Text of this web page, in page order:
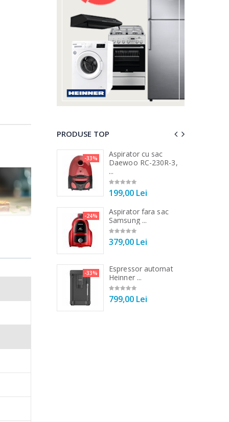
PRODUSE TOP
vertical Heinner
Lei
de bucatarie
...
Lei
-33%
Aspirator cu sac
Daewoo RC-230R-3,
...
199,00 Lei
-24%
Aspirator fara sac
Samsung ...
379,00 Lei
-33%
Espressor automat
Heinner ...
799,00 Lei